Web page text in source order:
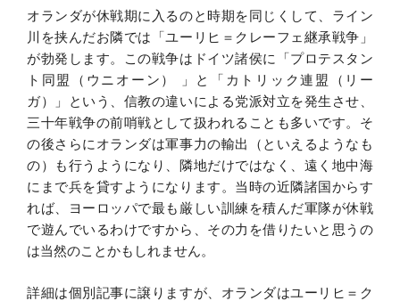
オランダが休戦期に入るのと時期を同じくして、ライン
川を挟んだお隣では「ユーリヒ＝クレーフェ継承戦争」
が勃発します。この戦争はドイツ諸侯に「プロテスタン
ト同盟（ウニオーン） 」と「カトリック連盟（リー
ガ）」という、信教の違いによる党派対立を発生させ、
三十年戦争の前哨戦として扱われることも多いです。そ
の後さらにオランダは軍事力の輸出（といえるようなも
の）も行うようになり、隣地だけではなく、遠く地中海
にまで兵を貸すようになります。当時の近隣諸国からす
れば、ヨーロッパで最も厳しい訓練を積んだ軍隊が休戦
で遊んでいるわけですから、その力を借りたいと思うの
は当然のことかもしれません。
詳細は個別記事に譲りますが、オランダはユーリヒ＝ク